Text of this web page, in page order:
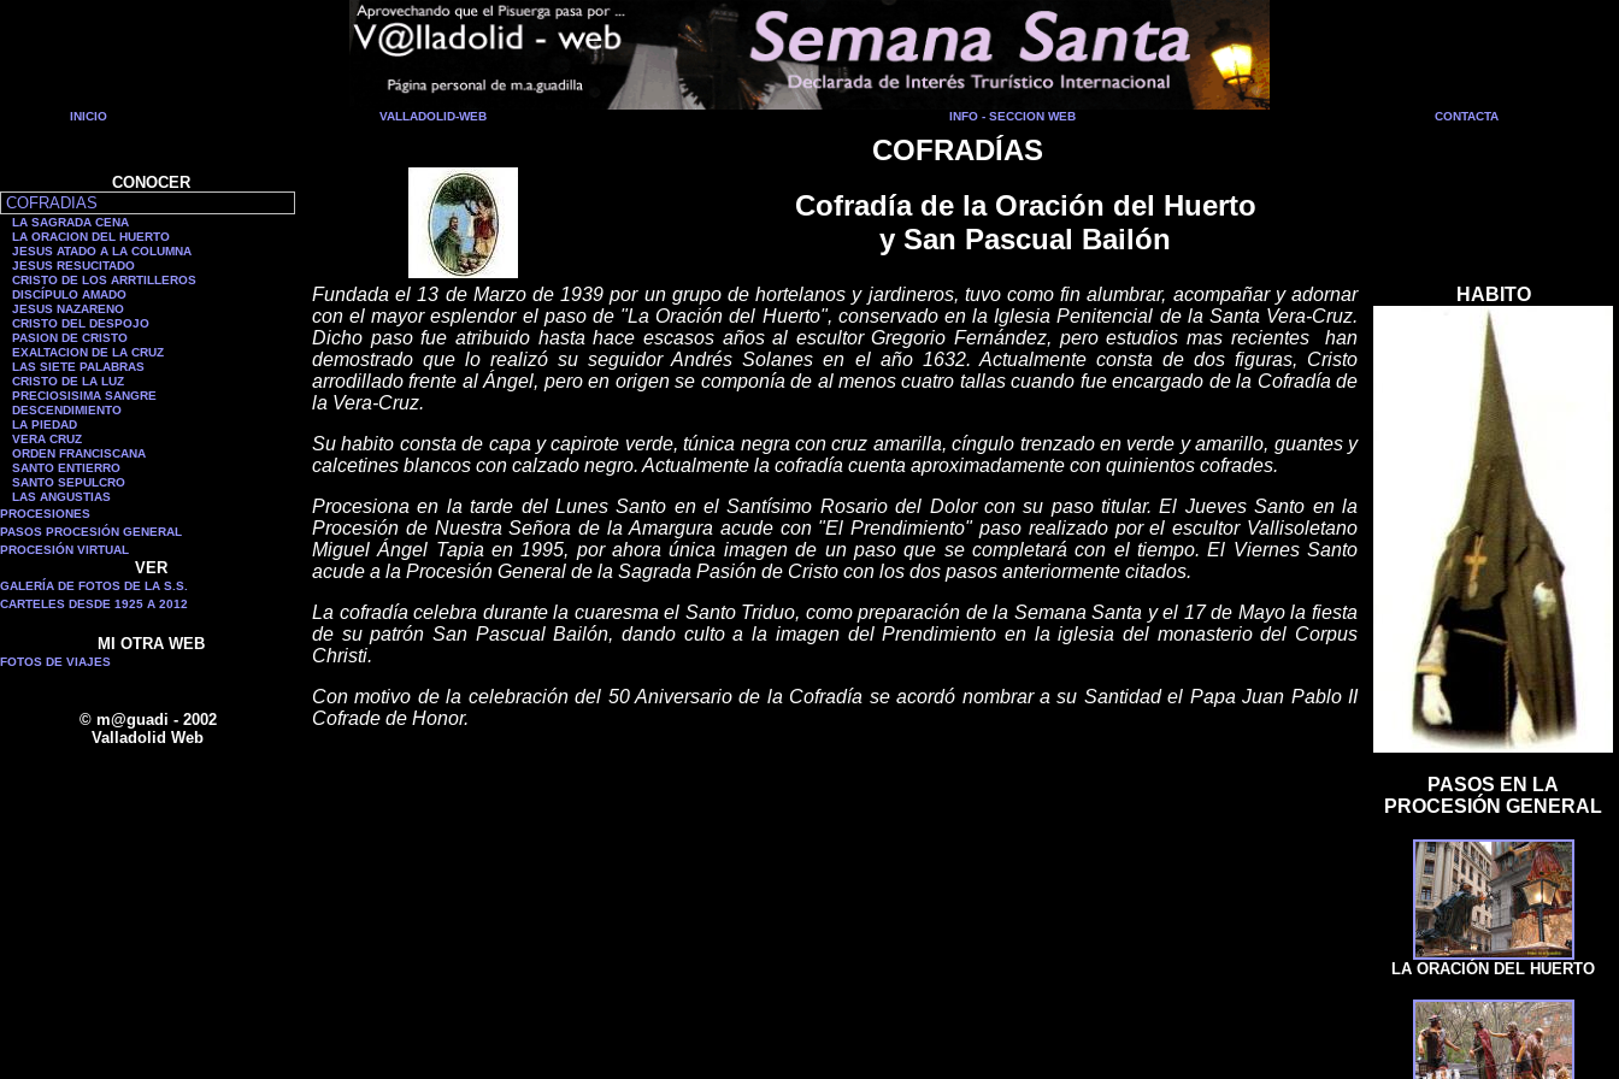
INICIO VALLADOLID-WEB INFO - SECCION WEB CONTACTA
CONOCER
COFRADIAS
LA SAGRADA CENA
LA ORACION DEL HUERTO
JESUS ATADO A LA COLUMNA
JESUS RESUCITADO
CRISTO DE LOS ARRTILLEROS
DISCÍPULO AMADO
JESUS NAZARENO
CRISTO DEL DESPOJO
PASION DE CRISTO
EXALTACION DE LA CRUZ
LAS SIETE PALABRAS
CRISTO DE LA LUZ
PRECIOSISIMA SANGRE
DESCENDIMIENTO
LA PIEDAD
VERA CRUZ
ORDEN FRANCISCANA
SANTO ENTIERRO
SANTO SEPULCRO
LAS ANGUSTIAS
PROCESIONES
PASOS PROCESIÓN GENERAL
PROCESIÓN VIRTUAL
VER
GALERÍA DE FOTOS DE LA S.S.
CARTELES DESDE 1925 A 2012
MI OTRA WEB
FOTOS DE VIAJES
© m@guadi - 2002
Valladolid Web
COFRADÍAS
Cofradía de la Oración del Huerto
y San Pascual Bailón
Fundada el 13 de Marzo de 1939 por un grupo de hortelanos y jardineros, tuvo como fin alumbrar, acompañar y adornar
con el mayor esplendor el paso de "La Oración del Huerto", conservado en la Iglesia Penitencial de la Santa Vera-Cruz.
Dicho paso fue atribuido hasta hace escasos años al escultor Gregorio Fernández, pero estudios mas recientes han
demostrado que lo realizó su seguidor Andrés Solanes en el año 1632. Actualmente consta de dos figuras, Cristo
arrodillado frente al Ángel, pero en origen se componía de al menos cuatro tallas cuando fue encargado de la Cofradía de
la Vera-Cruz.
Su habito consta de capa y capirote verde, túnica negra con cruz amarilla, cíngulo trenzado en verde y amarillo, guantes y
calcetines blancos con calzado negro. Actualmente la cofradía cuenta aproximadamente con quinientos cofrades.
Procesiona en la tarde del Lunes Santo en el Santísimo Rosario del Dolor con su paso titular. El Jueves Santo en la
Procesión de Nuestra Señora de la Amargura acude con "El Prendimiento" paso realizado por el escultor Vallisoletano
Miguel Ángel Tapia en 1995, por ahora única imagen de un paso que se completará con el tiempo. El Viernes Santo
acude a la Procesión General de la Sagrada Pasión de Cristo con los dos pasos anteriormente citados.
La cofradía celebra durante la cuaresma el Santo Triduo, como preparación de la Semana Santa y el 17 de Mayo la fiesta
de su patrón San Pascual Bailón, dando culto a la imagen del Prendimiento en la iglesia del monasterio del Corpus
Christi.
Con motivo de la celebración del 50 Aniversario de la Cofradía se acordó nombrar a su Santidad el Papa Juan Pablo II
Cofrade de Honor.
HABITO
PASOS EN LA
PROCESIÓN GENERAL
LA ORACIÓN DEL HUERTO